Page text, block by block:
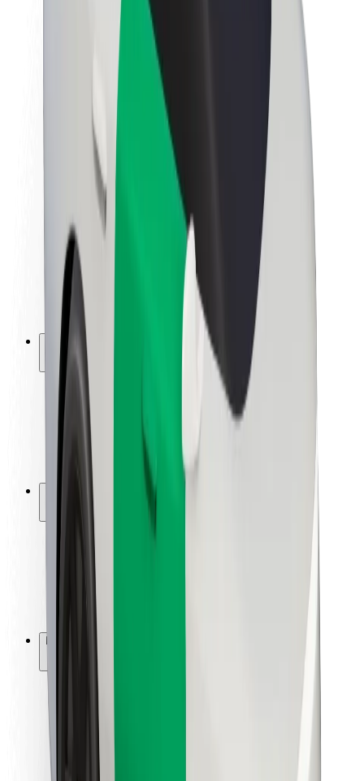
Bærekraft hos Bolt
Prosjekt Zero
Nyhetsrom
Retningslinjer for varemerke
Oppdrag
Investorrelasjoner
Ledelse
Merkevare
Media
Urban Fund
Sikkerhet
Sikkerhet for passasjer
Sjåførsikkerhet
Sikkerhet for sparkesykler
Sikkerhetslab
Steder
Byløsninger
Bolt-ladestasjoner
Brukerstøtte
For passasjerer
For sjåfører
Bolt Food